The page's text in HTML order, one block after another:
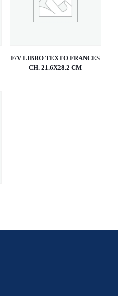
F/V LIBRO TEXTO FRANCES
CH. 21.6X28.2 CM